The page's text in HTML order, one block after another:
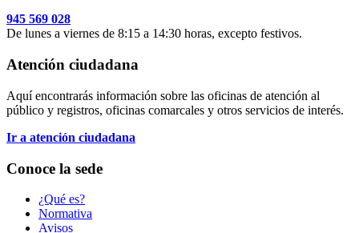
945 569 028
De lunes a viernes de 8:15 a 14:30 horas, excepto festivos.
Atención ciudadana
Aquí encontrarás información sobre las oficinas de atención al
público y registros, oficinas comarcales y otros servicios de interés.
Ir a atención ciudadana
Conoce la sede
¿Qué es?
Normativa
Avisos